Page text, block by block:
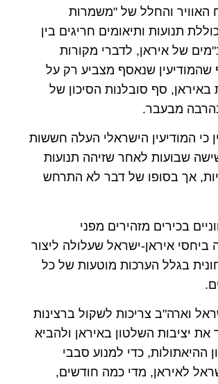
האוויר והחלל של "משמרות
תנועות ותיאומים חריגים בין
של איראן, לדברי מקורות
שהמודיעין שנאסף מצביע רק על
באיראן, סף סובלנות הסיכון של
מבעבר.
כי המודיעין הישראלי העלה חששות
שבועות לאחר שזיהה תנועות
אך בסופו של דבר לא התרחש
בכירים מזהירים מפני
ביחסי איראן-ישראל שעלולה ליצור
בגלל הערכות מוטעות של כל
וארה"ב צריכות לשקול ברצינות
את יציבות השלטון באיראן ולהביא
ההיאתולות, כדי למנוע סבבי
לאיראן, מדי כמה חודשים,